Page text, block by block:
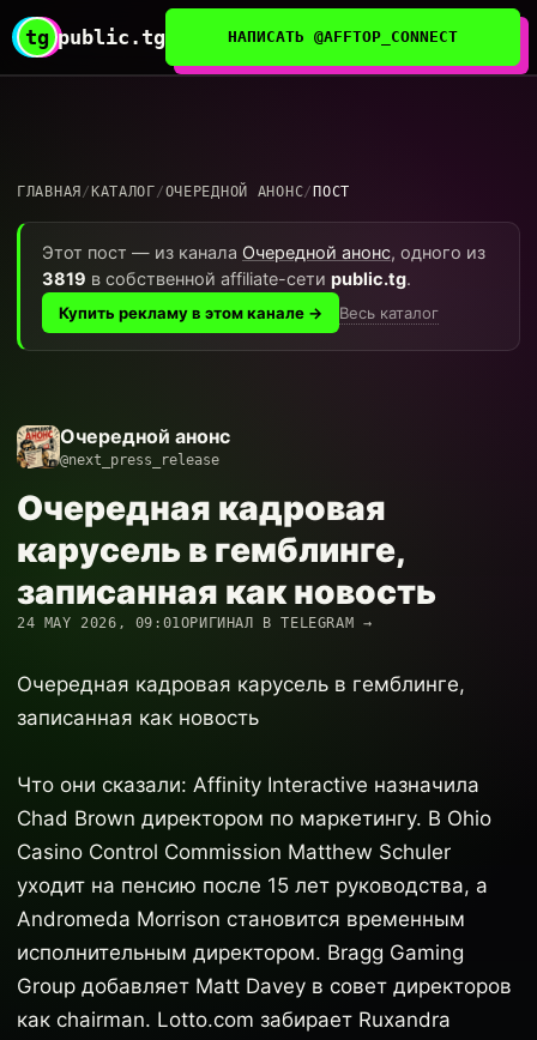
tg public.tg НАПИСАТЬ @AFFTOP_CONNECT
ГЛАВНАЯ / КАТАЛОГ/ОЧЕРЕДНОЙ АНОНС/ ПОСТ
Этот пост — из канала Очередной анонс, одного из
3819 в собственной affiliate-сети public.tg.
Купить рекламу в этом канале → Весь каталог
Очередной анонс
@next_press_release
Очередная кадровая
карусель в гемблинге,
записанная как новость
24 MAY 2026, 09:01ОРИГИНАЛ В TELEGRAM →
Очередная кадровая карусель в гемблинге,
записанная как новость
Что они сказали: Affinity Interactive назначила
Chad Brown директором по маркетингу. В Ohio
Casino Control Commission Matthew Schuler
уходит на пенсию после 15 лет руководства, а
Andromeda Morrison становится временным
исполнительным директором. Bragg Gaming
Group добавляет Matt Davey в совет директоров
как chairman. Lotto.com забирает Ruxandra